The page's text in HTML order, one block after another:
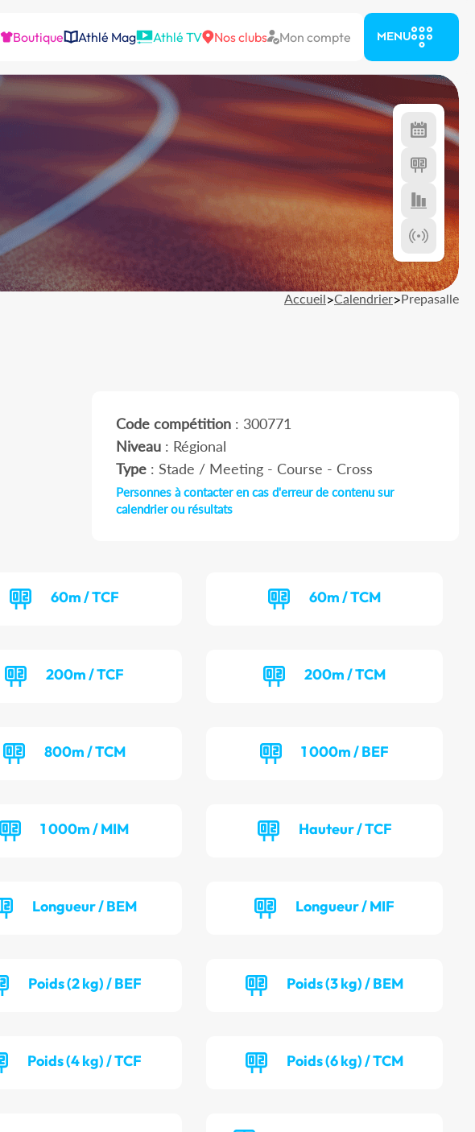
Boutique Athlé Mag Athlé TV Nos clubs Mon compte MENU
Accueil>Calendrier>Prepasalle
Code compétition: 300771
Niveau: Régional
Type: Stade / Meeting - Course - Cross
Personnes à contacter en cas d'erreur de contenu sur
calendrier ou résultats
60m / TCF 60m / TCM
200m / TCF 200m / TCM
800m / TCM 1 000m / BEF
1 000m / MIM Hauteur / TCF
Longueur / BEM Longueur / MIF
Poids (2 kg) / BEF Poids (3 kg) / BEM
Poids (4 kg) / TCF Poids (6 kg) / TCM